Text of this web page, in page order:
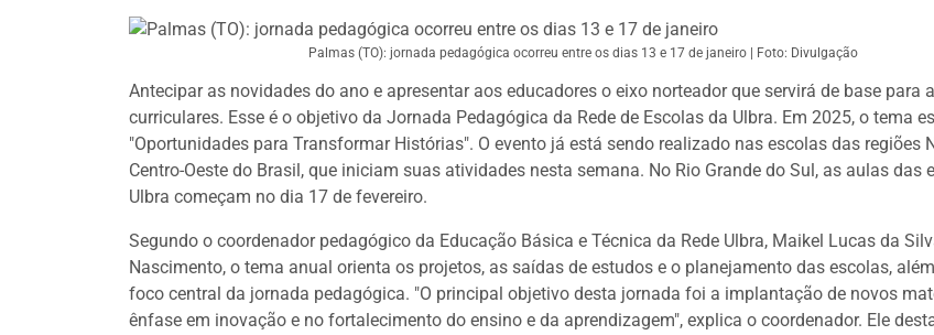
Palmas (TO): jornada pedagógica ocorreu entre os dias 13 e 17 de janeiro | Foto: Divulgação
Antecipar as novidades do ano e apresentar aos educadores o eixo norteador que servirá de base para
curriculares. Esse é o objetivo da Jornada Pedagógica da Rede de Escolas da Ulbra. Em 2025, o tema
"Oportunidades para Transformar Histórias". O evento já está sendo realizado nas escolas das regiões
Centro-Oeste do Brasil, que iniciam suas atividades nesta semana. No Rio Grande do Sul, as aulas das
Ulbra começam no dia 17 de fevereiro.
Segundo o coordenador pedagógico da Educação Básica e Técnica da Rede Ulbra, Maikel Lucas da
Nascimento, o tema anual orienta os projetos, as saídas de estudos e o planejamento das escolas,
foco central da jornada pedagógica. "O principal objetivo desta jornada foi a implantação de novos
ênfase em inovação e no fortalecimento do ensino e da aprendizagem", explica o coordenador. Ele